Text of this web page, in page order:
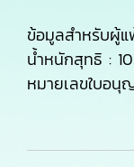
ข้อมูลสำหรับผู้
น้ำหนักสุทธิ :
หมายเลขใบอ